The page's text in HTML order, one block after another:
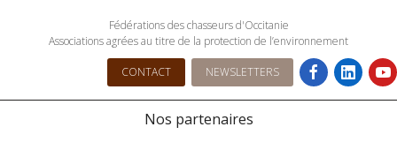
Fédérations des chasseurs d'Occitanie
Associations agrées au titre de la protection de l’environnement
CONTACT NEWSLETTERS
Nos partenaires